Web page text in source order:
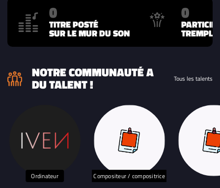
0
TITRE POSTÉ
SUR LE MUR DU SON
0
NOTRE COMMUNAUTÉ A
DU TALENT ! Tous les talents
Ordinateur Compositeur / compositrice